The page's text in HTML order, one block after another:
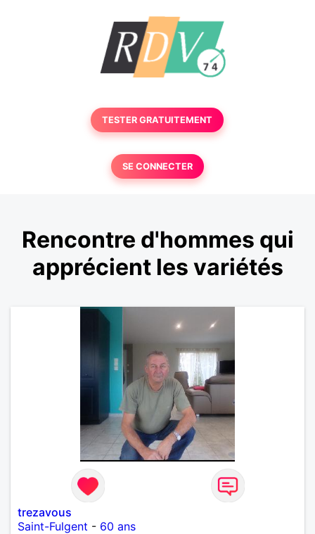
TESTER GRATUITEMENT
SE CONNECTER
Rencontre d'hommes qui
apprécient les variétés
trezavous
Saint-Fulgent - 60 ans